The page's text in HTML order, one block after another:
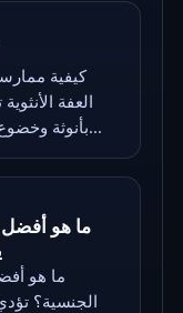
كيفية
العفة
بأنوثة وخضوع أكبر. يمكنك ارتداء قفص العفة يوميً...
ما هو
ما هو
الجنسية؟